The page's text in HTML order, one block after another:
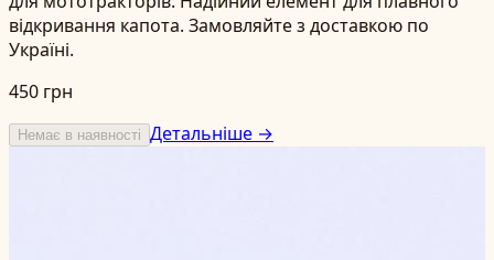
відкривання капота. Замовляйте з доставкою по
Україні.
450 грн
Немає в наявності Детальніше →